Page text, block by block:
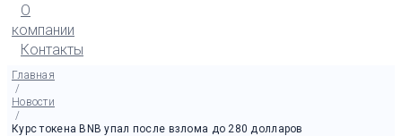
О
компании
Контакты
Главная
/
Новости
/
Курс токена BNB упал после взлома до 280 долларов